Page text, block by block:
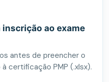
inscrição ao exame
antes de preencher o
certificação PMP (.xlsx).